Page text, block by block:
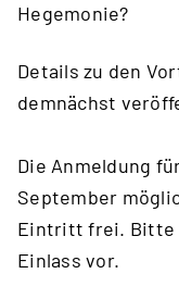
Hegemonie?
Details zu den
demnächst
Die Anmeldung
September
Eintritt frei. Bitte
Einlass vor.